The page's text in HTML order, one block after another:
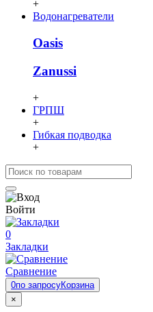
+
Водонагреватели
Oasis
Zanussi
+
ГРПШ
+
Гибкая подводка
+
Войти
0
Закладки
Сравнение
0по запросуКорзина
×